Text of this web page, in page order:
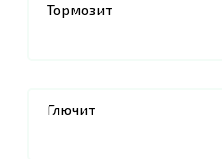
Тормозит
Глючит